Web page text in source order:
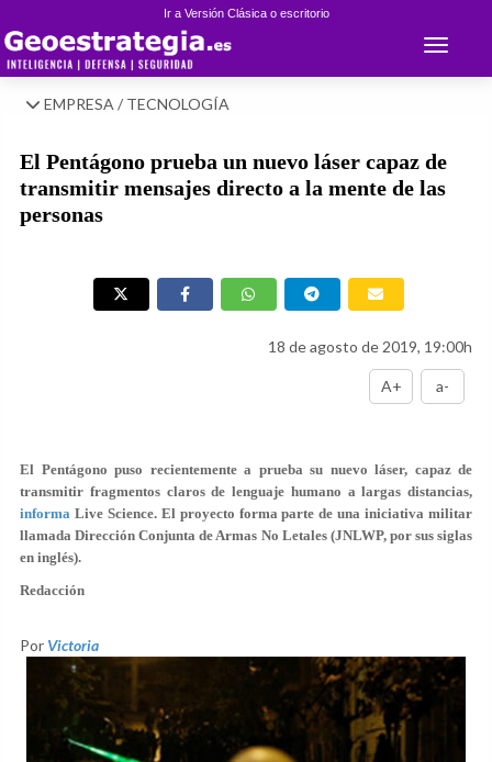
Ir a Versión Clásica o escritorio
Toggle
EMPRESA / TECNOLOGÍA
El Pentágono prueba un nuevo láser capaz de
transmitir mensajes directo a la mente de las
personas
18 de agosto de 2019, 19:00h
A+ a-
El Pentágono puso recientemente a prueba su nuevo láser, capaz de
transmitir fragmentos claros de lenguaje humano a largas distancias,
informa Live Science. El proyecto forma parte de una iniciativa militar
llamada Dirección Conjunta de Armas No Letales (JNLWP, por sus siglas
en inglés).
Redacción
Por Victoria